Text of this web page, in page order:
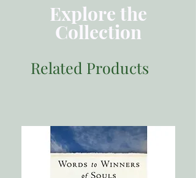
Explore the
Collection
Related Products